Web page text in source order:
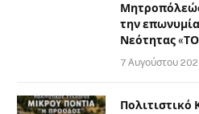
την
Νεότητας
7 Αυγούστου
Πολιτιστικό